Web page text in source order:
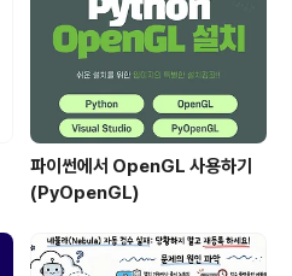
파이썬에서 OpenGL 사용하기
(PyOpenGL)